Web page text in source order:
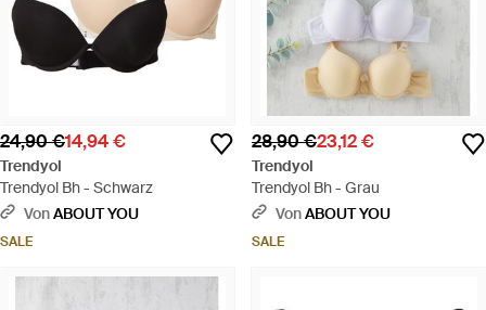
24,90 €14,94 €
Trendyol
Trendyol Bh - Schwarz
VonABOUT YOU
SALE
28,90 €23,12 €
Trendyol
Trendyol Bh - Grau
VonABOUT YOU
SALE